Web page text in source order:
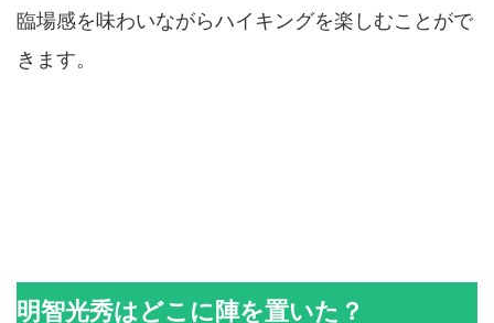
臨場感を味わいながらハイキングを楽しむことがで
きます。
明智光秀はどこに陣を置いた？